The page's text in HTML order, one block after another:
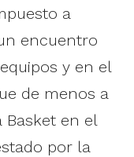
a
encuentro
y en el
de menos a
Basket en el
por la